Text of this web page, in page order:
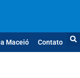
Maceió Contato